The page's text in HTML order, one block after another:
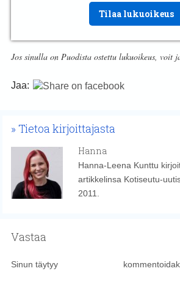
Tilaa lukuoikeus
Jos sinulla on Puodista ostettu lukuoikeus, voit
Jaa:
Tietoa kirjoittajasta
Hanna
Hanna-Leena Kunttu
artikkelinsa Kotiseutu-
2011.
Vastaa
Sinun täytyy